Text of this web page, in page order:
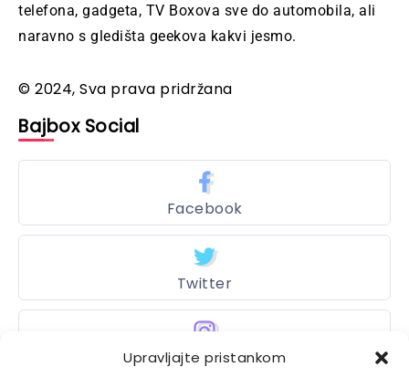
Upravljajte pristankom
telefona, gadgeta, TV Boxova sve do automobila, ali
naravno s gledišta geekova kakvi jesmo.
© 2024, Sva prava pridržana
Bajbox Social
Facebook
Twitter
Instagram